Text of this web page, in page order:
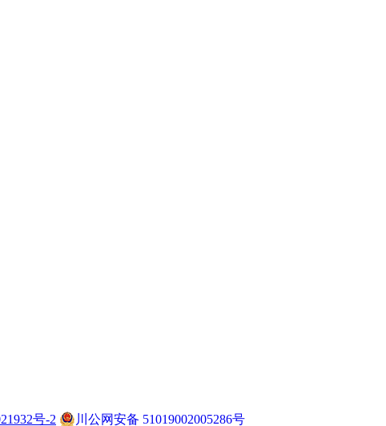
号-2 川公网安备 51019002005286号